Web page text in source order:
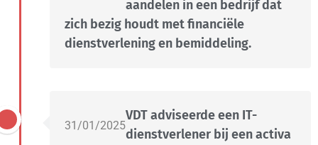
aandelen in een bedrijf dat
zich bezig houdt met financiële
dienstverlening en bemiddeling.
31/01/2025
VDT adviseerde een IT-
dienstverlener bij een activa